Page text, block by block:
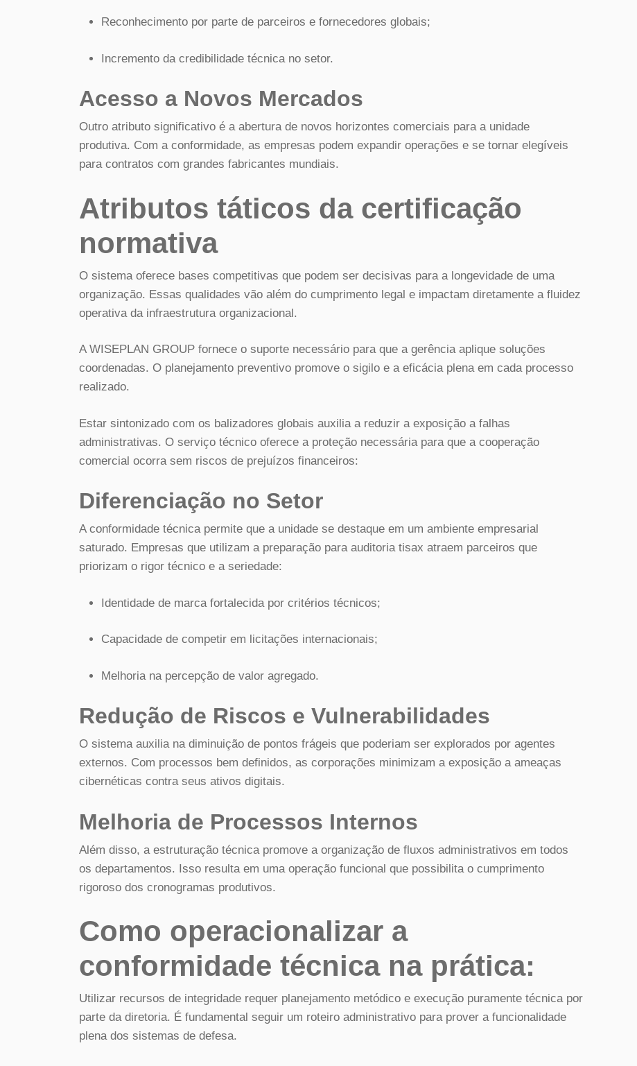
Reconhecimento por parte de parceiros e fornecedores globais;
Incremento da credibilidade técnica no setor.
Acesso a Novos Mercados
Outro atributo significativo é a abertura de novos horizontes comerciais para a unidade
produtiva. Com a conformidade, as empresas podem expandir operações e se tornar elegíveis
para contratos com grandes fabricantes mundiais.
Atributos táticos da certificação
normativa
O sistema oferece bases competitivas que podem ser decisivas para a longevidade de uma
organização. Essas qualidades vão além do cumprimento legal e impactam diretamente a fluidez
operativa da infraestrutura organizacional.
A WISEPLAN GROUP fornece o suporte necessário para que a gerência aplique soluções
coordenadas. O planejamento preventivo promove o sigilo e a eficácia plena em cada processo
realizado.
Estar sintonizado com os balizadores globais auxilia a reduzir a exposição a falhas
administrativas. O serviço técnico oferece a proteção necessária para que a cooperação
comercial ocorra sem riscos de prejuízos financeiros:
Diferenciação no Setor
A conformidade técnica permite que a unidade se destaque em um ambiente empresarial
saturado. Empresas que utilizam a preparação para auditoria tisax atraem parceiros que
priorizam o rigor técnico e a seriedade:
Identidade de marca fortalecida por critérios técnicos;
Capacidade de competir em licitações internacionais;
Melhoria na percepção de valor agregado.
Redução de Riscos e Vulnerabilidades
O sistema auxilia na diminuição de pontos frágeis que poderiam ser explorados por agentes
externos. Com processos bem definidos, as corporações minimizam a exposição a ameaças
cibernéticas contra seus ativos digitais.
Melhoria de Processos Internos
Além disso, a estruturação técnica promove a organização de fluxos administrativos em todos
os departamentos. Isso resulta em uma operação funcional que possibilita o cumprimento
rigoroso dos cronogramas produtivos.
Como operacionalizar a
conformidade técnica na prática:
Utilizar recursos de integridade requer planejamento metódico e execução puramente técnica por
parte da diretoria. É fundamental seguir um roteiro administrativo para prover a funcionalidade
plena dos sistemas de defesa.